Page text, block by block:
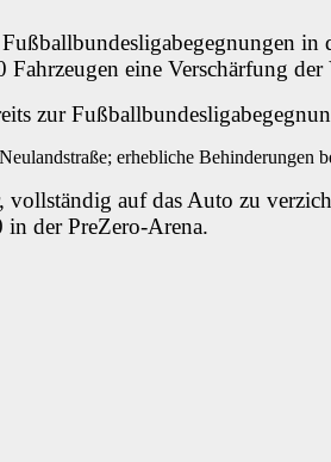
eine Verschärfung
zur
auf das Auto zu
der PreZero-Arena.